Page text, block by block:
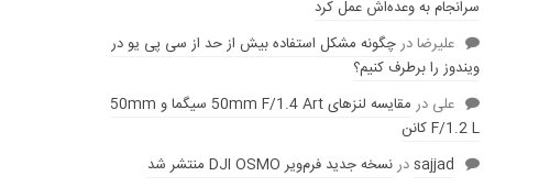
سرانجام به وعده‌‌اش عمل کرد
عليرضادرچگونه مشکل استفاده بیش از حد از سی پی یو در
ویندوز را برطرف کنیم؟
علی در
مقایسه لنز‌های 50mm F/1.4 Art سیگما و 50mm
F/1.2 L کانن
sajjadدرنسخه جدید فرم‌ویر DJI OSMO منتشر شد